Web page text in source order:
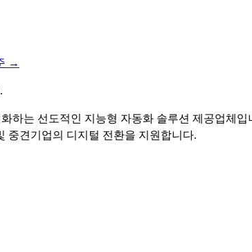
→
하는 선도적인 지능형 자동화 솔루션 제공업체
중견기업의 디지털 전환을 지원합니다.